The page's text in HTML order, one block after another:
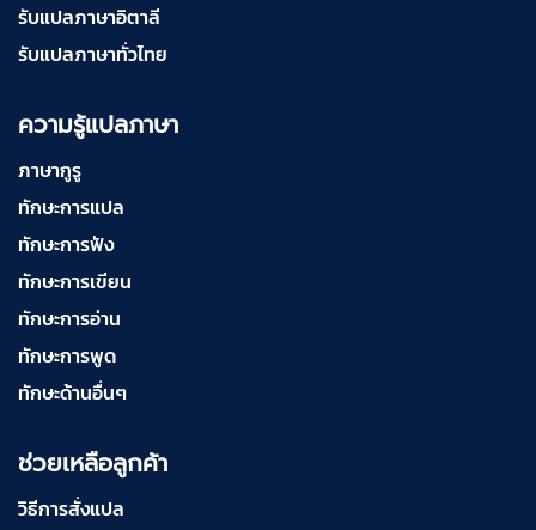
รับแปลภาษาอิตาลี
รับแปลภาษาทั่วไทย
ความรู้แปลภาษา
ภาษากูรู
ทักษะการแปล
ทักษะการฟัง
ทักษะการเขียน
ทักษะการอ่าน
ทักษะการพูด
ทักษะด้านอื่นๆ
ช่วยเหลือลูกค้า
วิธีการสั่งแปล